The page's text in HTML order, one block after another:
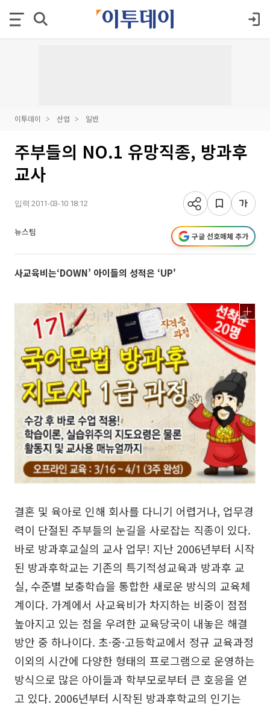
이투데이 산업 일반
주부들의 NO.1 유망직종, 방과후
교사
입력 2011-03-10 18:12
뉴스팀 구글 선호매체 추가
사교육비는‘DOWN’ 아이들의 성적은 ‘UP'
결혼 및 육아로 인해 회사를 다니기 어렵거나, 업무경
력이 단절된 주부들의 눈길을 사로잡는 직종이 있다.
바로 방과후교실의 교사 업무! 지난 2006년부터 시작
된 방과후학교는 기존의 특기적성교육과 방과후 교
실, 수준별 보충학습을 통합한 새로운 방식의 교육체
계이다. 가계에서 사교육비가 차지하는 비중이 점점
높아지고 있는 점을 우려한 교육당국이 내놓은 해결
방안 중 하나이다. 초·중·고등학교에서 정규 교육과정
이외의 시간에 다양한 형태의 프로그램으로 운영하는
방식으로 많은 아이들과 학부모로부터 큰 호응을 얻
고 있다. 2006년부터 시작된 방과후학교의 인기는